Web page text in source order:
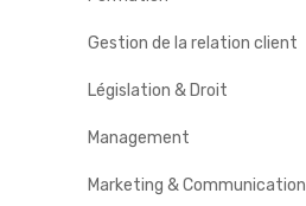
Gestion de la relation client
Législation & Droit
Management
Marketing & Communication